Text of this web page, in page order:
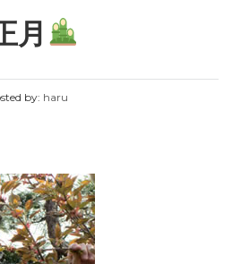
月
by: haru